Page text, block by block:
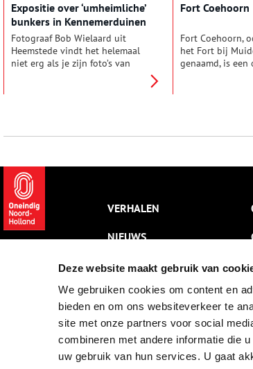
Deze website maakt gebruik van
We gebruiken cookies om content en
bieden en om ons websiteverkeer te
site met onze partners voor social
combineren met andere informatie die
uw gebruik van hun services. U gaat
Expositie over ‘umheimliche’
bunkers in Kennemerduinen
Fotograaf Bob Wielaard uit
Heemstede vindt het helemaal
niet erg als je zijn foto’s van
Fort Coehoorn
Fort Coehoorn,
het Fort bij
genaamd, is
woonwijk
VERHALEN
NIEUWS
KALENDER
THEMA’S
ACTIVITEITEN
VIDEO’S